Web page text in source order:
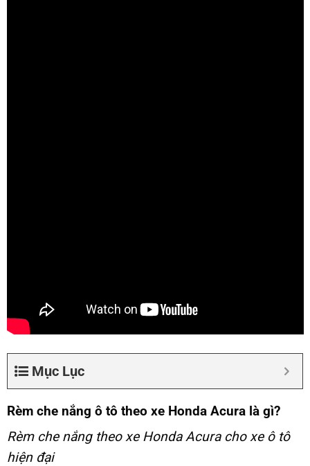
Mục Lục
Rèm che nắng ô tô theo xe Honda Acura là gì?
Rèm che nắng theo xe Honda Acura cho xe ô tô
hiện đại